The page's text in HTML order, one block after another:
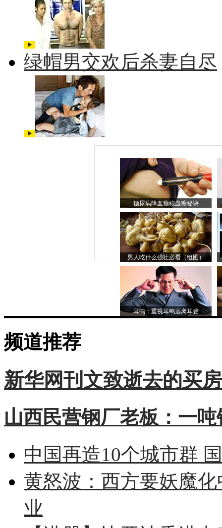
绿帽男交欢后杀妻自尽
糖尿病降血糖稳血糖秘诀
男人吃什么强壮必看（组图）
耳鸣：重视耳鸣远离耳聋
频道推荐
新华网刊文致逝去的买
山西民营钢厂老板：一
中国再造10个城市群
黄怒波：西方要妖魔
业